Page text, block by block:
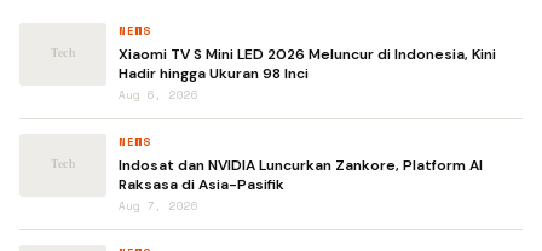
NEWS
Xiaomi TV S Mini LED 2026 Meluncur di Indonesia, Kini
Hadir hingga Ukuran 98 Inci
Aug 6, 2026
NEWS
Indosat dan NVIDIA Luncurkan Zankore, Platform AI
Raksasa di Asia-Pasifik
Aug 7, 2026